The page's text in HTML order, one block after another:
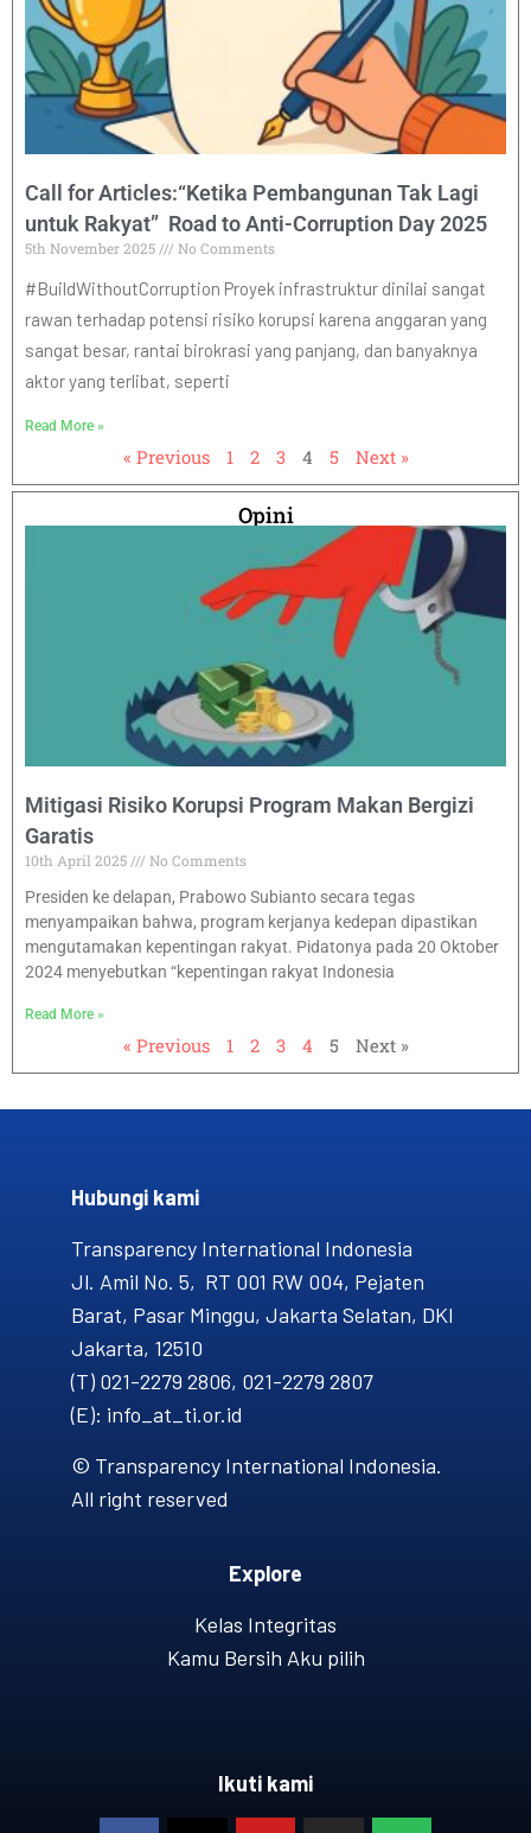
Call for Articles:“Ketika Pembangunan Tak Lagi
untuk Rakyat” Road to Anti-Corruption Day 2025
5th November 2025 No Comments
#BuildWithoutCorruption Proyek infrastruktur dinilai sangat
rawan terhadap potensi risiko korupsi karena anggaran yang
sangat besar, rantai birokrasi yang panjang, dan banyaknya
aktor yang terlibat, seperti
Read More »
« Previous 1 2 3 4 5 Next »
Opini
Mitigasi Risiko Korupsi Program Makan Bergizi
Garatis
10th April 2025
No Comments
Presiden ke delapan, Prabowo Subianto secara tegas
menyampaikan bahwa, program kerjanya kedepan dipastikan
mengutamakan kepentingan rakyat. Pidatonya pada 20 Oktober
2024 menyebutkan “kepentingan rakyat Indonesia
Read More »
« Previous 1 2 3 4 5 Next »
Hubungi kami​
Transparency International Indonesia
Jl. Amil No. 5, RT 001 RW 004, Pejaten
Barat, Pasar Minggu, Jakarta Selatan, DKI
Jakarta, 12510
(T) 021-2279 2806, 021-2279 2807
(E): info_at_ti.or.id
© Transparency International Indonesia.
All right reserved
Explore
Kelas Integritas
Kamu Bersih Aku pilih
Ikuti kami